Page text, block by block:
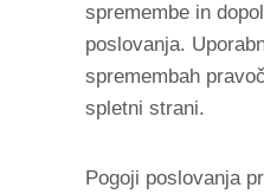
spremembe in
poslovanja.
spremembah
spletni strani.
Pogoji poslovanja